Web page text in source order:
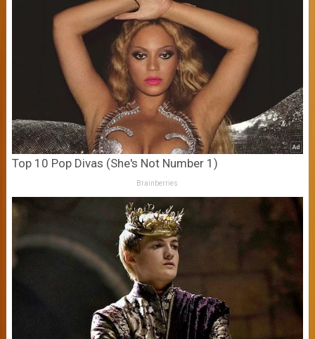
Top 10 Pop Divas (She's Not Number 1)
Brainberries